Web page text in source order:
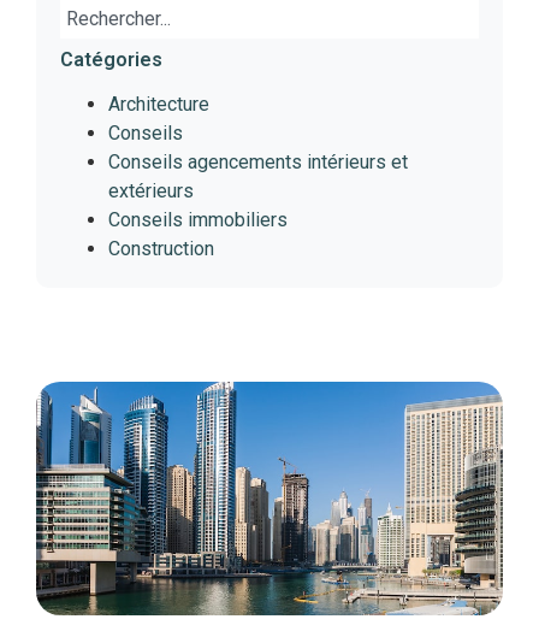
Catégories
Architecture
Conseils
Conseils agencements intérieurs et
extérieurs
Conseils immobiliers
Construction